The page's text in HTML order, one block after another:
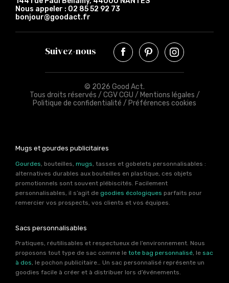
Nous appeler : 02 85 52 92 73
bonjour@goodact.fr
Suivez-nous
© 2026 Good Act.
Tous droits réservés / CGV CGU / Mentions légales /
Politique de confidentialité / Préférences cookies
Mugs et gourdes publicitaires
Gourdes , bouteilles, mugs , tasses et gobelets personnalisables :
alternatives durables aux bouteilles en plastique, ces objets
promotionnels sont souvent plébiscités. Facilement
personnalisables, il s’agit de goodies écologiques parfaits pour
remercier vos prospects, vos clients et vos équipes.
Sacs personnalisables
Pratiques, réutilisables et respectueux de l’environnement. Nous
proposons tout type de sac comme le tote bag personnalisé, le sac
à dos, le pochon publicitaire… Un sac personnalisé représente un
goodies facile à créer et à distribuer lors d’événements.